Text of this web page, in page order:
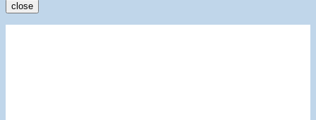
close